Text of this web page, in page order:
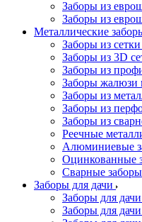
Заборы из
Заборы из
Металлические
Заборы из
Заборы из 3D
Заборы из
Заборы жалюзи
Заборы из
Заборы из
Заборы из
Реечные
Алюминиевые
Оцинкованные
Сварные заборы
Заборы для дачи
Заборы для
Заборы для